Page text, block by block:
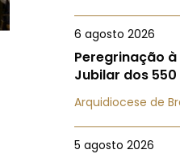
6 agosto 2026
Peregrinação
Jubilar dos
Arquidiocese de
5 agosto 2026